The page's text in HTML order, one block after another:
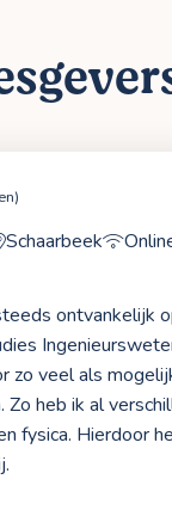
Schaarbeek
ontvankelijk
zo veel als
heb ik al
fysica. Hierdoor